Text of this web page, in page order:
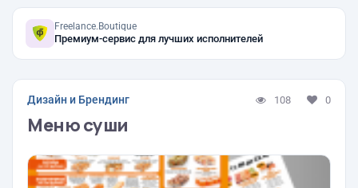
Freelance.Boutique
Премиум-сервис для лучших исполнителей
Дизайн и Брендинг 108 0
Меню суши